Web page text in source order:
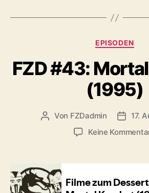
EPISODEN
FZD #43:
(1995)
Beitragsautor
Von FZDadmin
17.
Keine